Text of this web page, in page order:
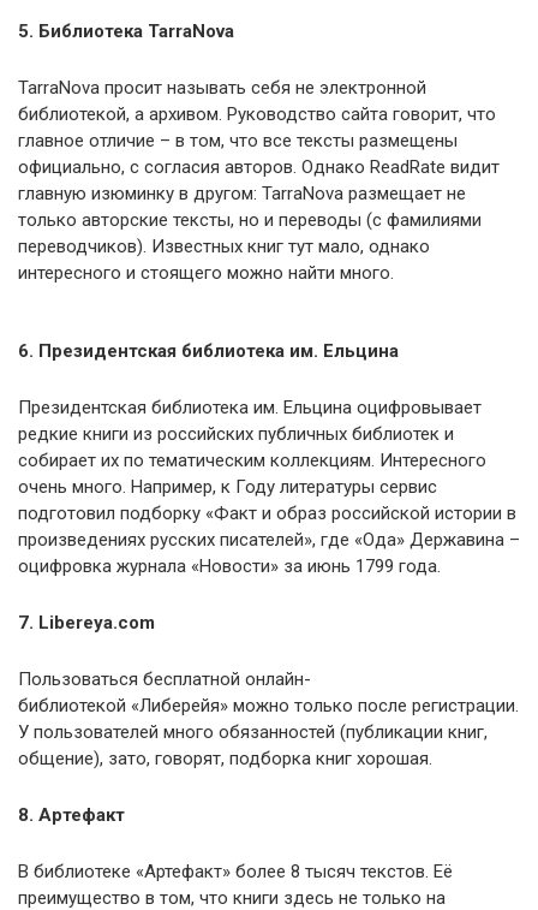
5. Библиотека TarraNova
TarraNova просит называть себя не электронной
библиотекой, а архивом. Руководство сайта говорит, что
главное отличие – в том, что все тексты размещены
официально, с согласия авторов. Однако ReadRate видит
главную изюминку в другом: TarraNova размещает не
только авторские тексты, но и переводы (с фамилиями
переводчиков). Известных книг тут мало, однако
интересного и стоящего можно найти много.
6. Президентская библиотека им. Ельцина
Президентская библиотека им. Ельцина оцифровывает
редкие книги из российских публичных библиотек и
собирает их по тематическим коллекциям. Интересного
очень много. Например, к Году литературы сервис
подготовил подборку «Факт и образ российской истории в
произведениях русских писателей», где «Ода» Державина –
оцифровка журнала «Новости» за июнь 1799 года.
7. Libereya.com
Пользоваться бесплатной онлайн-
библиотекой «Либерейя» можно только после регистрации.
У пользователей много обязанностей (публикации книг,
общение), зато, говорят, подборка книг хорошая.
8. Артефакт
В библиотеке «Артефакт» более 8 тысяч текстов. Её
преимущество в том, что книги здесь не только на